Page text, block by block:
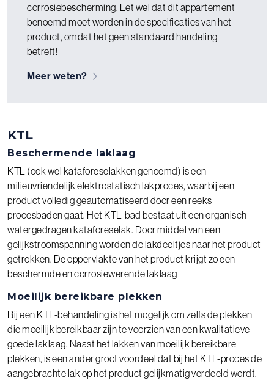
corrosiebescherming. Let wel dat dit appartement
benoemd moet worden in de specificaties van het
product, omdat het geen standaard handeling
betreft!
Meer weten?
KTL
Beschermende laklaag
KTL (ook wel kataforeselakken genoemd) is een
milieuvriendelijk elektrostatisch lakproces, waarbij een
product volledig geautomatiseerd door een reeks
procesbaden gaat. Het KTL-bad bestaat uit een organisch
watergedragen kataforeselak. Door middel van een
gelijkstroomspanning worden de lakdeeltjes naar het product
getrokken. De oppervlakte van het product krijgt zo een
beschermde en corrosiewerende laklaag
Moeilijk bereikbare plekken
Bij een KTL-behandeling is het mogelijk om zelfs de plekken
die moeilijk bereikbaar zijn te voorzien van een kwalitatieve
goede laklaag. Naast het lakken van moeilijk bereikbare
plekken, is een ander groot voordeel dat bij het KTL-proces de
aangebrachte lak op het product gelijkmatig verdeeld wordt.